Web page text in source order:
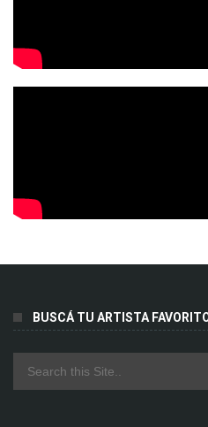
BUSCÁ TU ARTISTA